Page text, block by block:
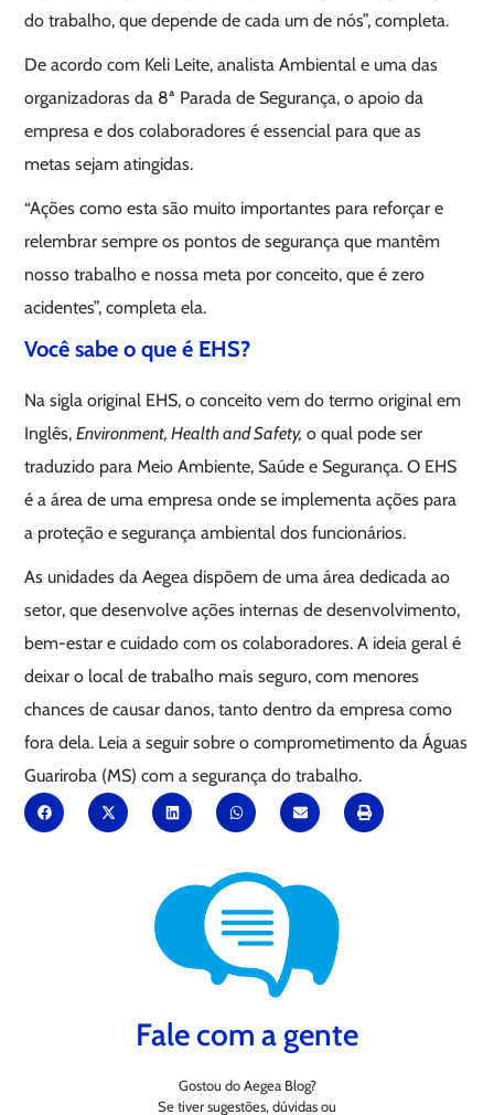
do trabalho, que depende de cada um de nós”, completa.
De acordo com Keli Leite, analista Ambiental e uma das
organizadoras da 8ª Parada de Segurança, o apoio da
empresa e dos colaboradores é essencial para que as
metas sejam atingidas.
“Ações como esta são muito importantes para reforçar e
relembrar sempre os pontos de segurança que mantêm
nosso trabalho e nossa meta por conceito, que é zero
acidentes”, completa ela.
Você sabe o que é EHS?
Na sigla original EHS, o conceito vem do termo original em
Inglês,Environment, Health and Safety, o qual pode ser
traduzido para Meio Ambiente, Saúde e Segurança. O EHS
é a área de uma empresa onde se implementa ações para
a proteção e segurança ambiental dos funcionários.
As unidades da Aegea dispõem de uma área dedicada ao
setor, que desenvolve ações internas de desenvolvimento,
bem-estar e cuidado com os colaboradores. A ideia geral é
deixar o local de trabalho mais seguro, com menores
chances de causar danos, tanto dentro da empresa como
fora dela. Leia a seguir sobre o comprometimento da Águas
Guariroba (MS) com a segurança do trabalho.
Fale com a gente
Gostou do Aegea Blog?
Se tiver sugestões, dúvidas ou